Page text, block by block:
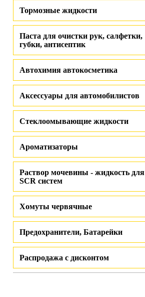
Тормозные жидкости
Паста для очистки рук, салфетки,
губки, антисептик
Автохимия автокосметика
Аксессуары для автомобилистов
Стеклоомывающие жидкости
Ароматизаторы
Раствор мочевины - жидкость для
SCR систем
Хомуты червячные
Предохранители, Батарейки
Распродажа с дисконтом